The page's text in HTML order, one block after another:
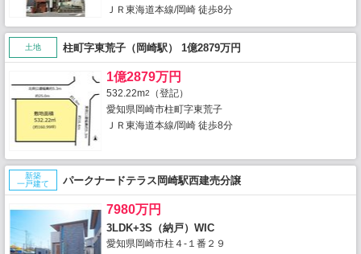
ＪＲ東海道本線/岡崎 徒歩8分
土地 柱町字東荒子（岡崎駅） 1億2879万円
1億2879万円
532.22m2
（登記）
愛知県岡崎市柱町字東荒子
ＪＲ東海道本線/岡崎 徒歩8分
新築
一戸建て
パークナードテラス岡崎駅西建売分譲
7980万円
3LDK+3S（納戸）WIC
愛知県岡崎市柱４-１番２９